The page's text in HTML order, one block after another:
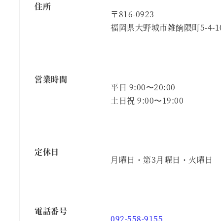
住所
〒816-0923
福岡県大野城市雑餉隈町5-4-
営業時間
平日 9:00〜20:00
土日祝 9:00〜19:00
定休日
月曜日・第3月曜日・火曜日
電話番号